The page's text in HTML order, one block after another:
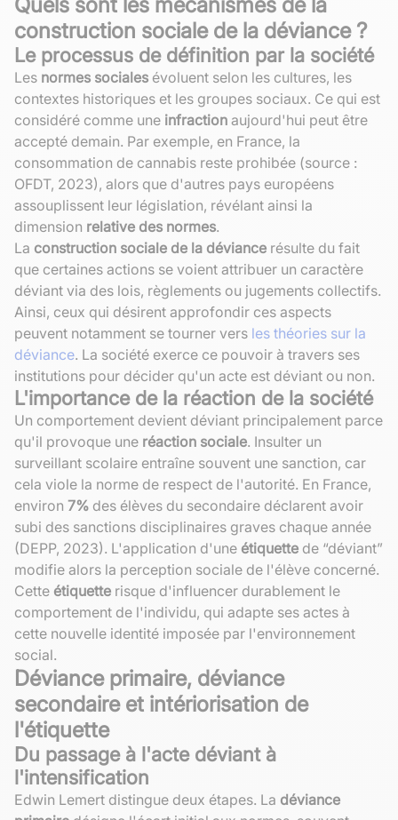
construction sociale de la déviance ?
Le processus de définition par la société
Les normes sociales évoluent selon les cultures, les
contextes historiques et les groupes sociaux. Ce qui est
considéré comme une infraction aujourd'hui peut être
accepté demain. Par exemple, en France, la
consommation de cannabis reste prohibée (source :
OFDT, 2023), alors que d'autres pays européens
assouplissent leur législation, révélant ainsi la
dimension relative des normes.
La construction sociale de la déviance résulte du fait
que certaines actions se voient attribuer un caractère
déviant via des lois, règlements ou jugements collectifs.
Ainsi, ceux qui désirent approfondir ces aspects
peuvent notamment se tourner vers les théories sur la
déviance. La société exerce ce pouvoir à travers ses
institutions pour décider qu'un acte est déviant ou non.
L'importance de la réaction de la société
Un comportement devient déviant principalement parce
qu'il provoque une réaction sociale. Insulter un
surveillant scolaire entraîne souvent une sanction, car
cela viole la norme de respect de l'autorité. En France,
environ 7% des élèves du secondaire déclarent avoir
subi des sanctions disciplinaires graves chaque année
(DEPP, 2023). L'application d'une étiquette de “déviant”
modifie alors la perception sociale de l'élève concerné.
Cette étiquette risque d'influencer durablement le
comportement de l'individu, qui adapte ses actes à
cette nouvelle identité imposée par l'environnement
social.
Déviance primaire, déviance
secondaire et intériorisation de
l'étiquette
Du passage à l'acte déviant à
l'intensification
Edwin Lemert distingue deux étapes. La déviance